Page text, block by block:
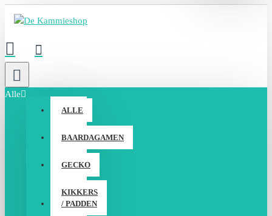
Alle
ALLE
BAARDAGAMEN
GECKO
KIKKERS
/ PADDEN